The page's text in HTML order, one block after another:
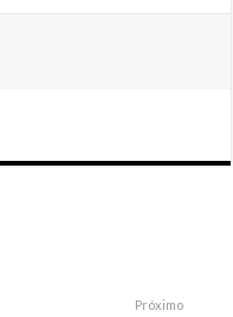
Próximo